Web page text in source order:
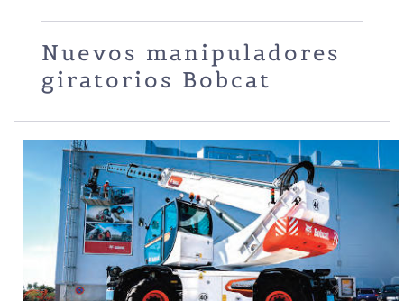
Nuevos manipuladores
giratorios Bobcat